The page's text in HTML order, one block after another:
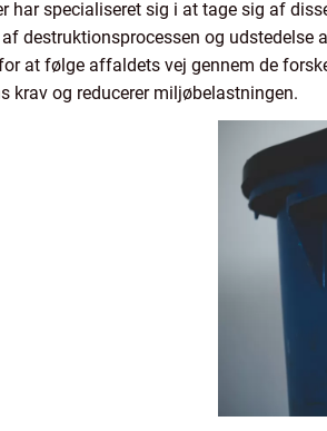
har specialiseret sig i at tage sig af
destruktionsprocessen og udstedelse
at følge affaldets vej gennem de
krav og reducerer miljøbelastningen.